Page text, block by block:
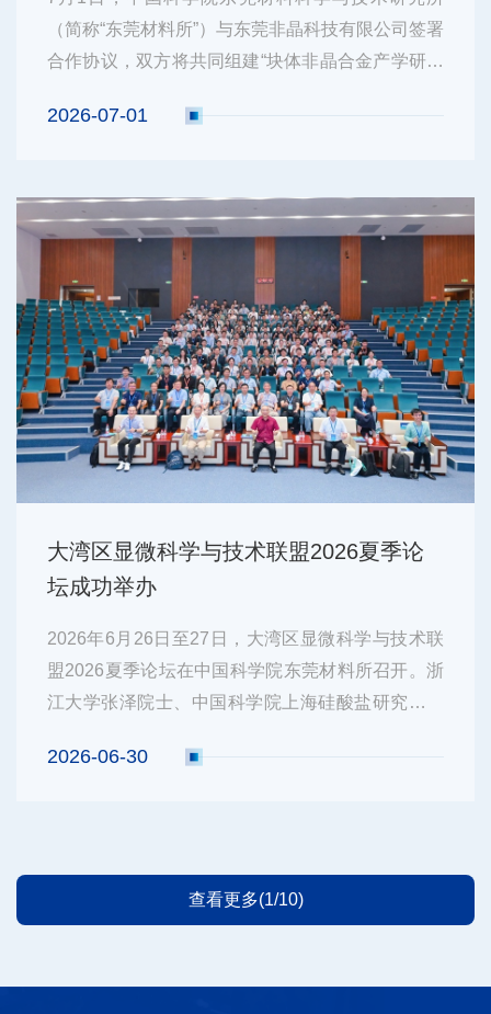
（简称“东莞材料所”）与东莞非晶科技有限公司签署
合作协议，双方将共同组建“块体非晶合金产学研用
产业化进程。中国科学院院士、东莞材料所所长汪
2026-07-01
大湾区显微科学与技术联盟2026夏季论
坛成功举办
2026年6月26日至27日，大湾区显微科学与技术联
盟2026夏季论坛在中国科学院东莞材料所召开。浙
江大学张泽院士、中国科学院上海硅酸盐研究所陈
科研院所与企业的代表共270余人参加了为期两天
2026-06-30
查看更多(1/10)